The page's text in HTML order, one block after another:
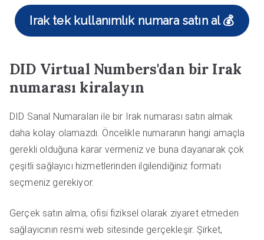
Irak tek kullanımlık numara satın al 💰
DID Virtual Numbers'dan bir Irak
numarası kiralayın
DID Sanal Numaraları ile bir Irak numarası satın almak
daha kolay olamazdı. Öncelikle numaranın hangi amaçla
gerekli olduğuna karar vermeniz ve buna dayanarak çok
çeşitli sağlayıcı hizmetlerinden ilgilendiğiniz formatı
seçmeniz gerekiyor.
Gerçek satın alma, ofisi fiziksel olarak ziyaret etmeden
sağlayıcının resmi web sitesinde gerçekleşir. Şirket,